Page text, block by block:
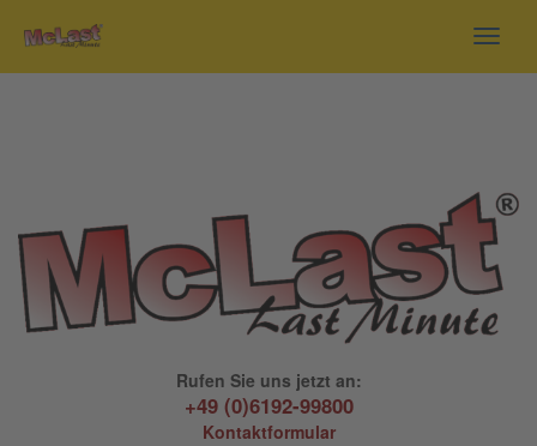
Rufen Sie uns jetzt an:
+49 (0)6192-99800
Kontaktformular